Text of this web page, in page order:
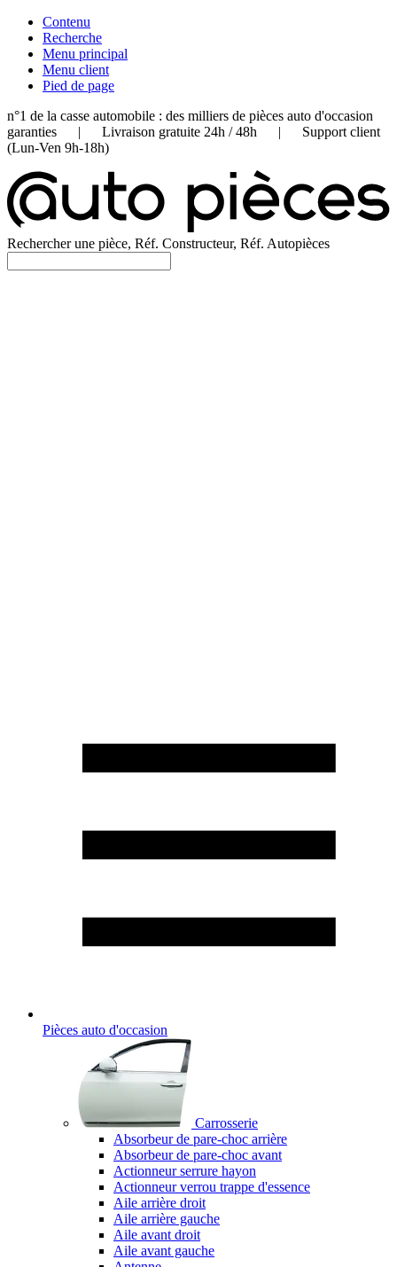
Contenu
Recherche
Menu principal
Menu client
Pied de page
n°1 de la casse automobile : des milliers de pièces auto d'occasion
garanties | Livraison gratuite 24h / 48h | Support client
(Lun-Ven 9h-18h)
Rechercher une pièce, Réf. Constructeur, Réf. Autopièces
Pièces auto d'occasion
Carrosserie
Absorbeur de pare-choc arrière
Absorbeur de pare-choc avant
Actionneur serrure hayon
Actionneur verrou trappe d'essence
Aile arrière droit
Aile arrière gauche
Aile avant droit
Aile avant gauche